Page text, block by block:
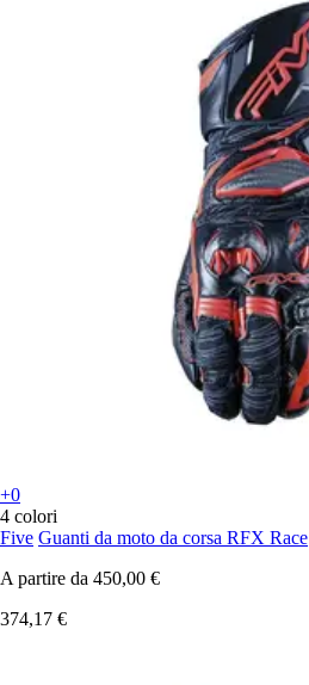
+0
4 colori
Five Guanti da moto da corsa RFX Race
A partire da 450,00 €
374,17 €